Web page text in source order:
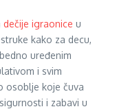
dečije igraonice u
kako za decu,
uređenim
i svim
osoblje koje čuva
i zabavi u